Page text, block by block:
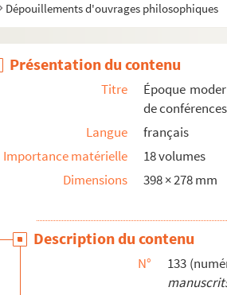
Dépouillements d'ouvrages philosophiques
Papiers personnels
4-MS-5087. Nécrologie de Marcel Poëte :
Présentation du contenu
Titre
Époque
de
Langue
français
Importance matérielle
18 volumes
Dimensions
398 × 278 mm
Description du contenu
N°
133